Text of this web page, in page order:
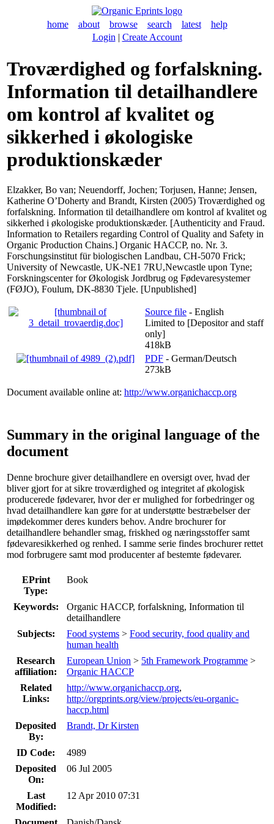
home about browse search latest
help
Login | Create Account
Troværdighed og forfalskning.
Information til detailhandlere
om kontrol af kvalitet og
sikkerhed i økologiske
produktionskæder
Elzakker, Bo van; Neuendorff, Jochen; Torjusen, Hanne; Jensen,
Katherine O’Doherty and Brandt, Kirsten (2005) Troværdighed og
forfalskning. Information til detailhandlere om kontrol af kvalitet og
sikkerhed i økologiske produktionskæder. [Authenticity and Fraud.
Information to Retailers regarding Control of Quality and Safety in
Organic Production Chains.] Organic HACCP, no. Nr. 3.
Forschungsinstitut für biologischen Landbau, CH-5070 Frick;
University of Newcastle, UK-NE1 7RU,Newcastle upon Tyne;
Forskningscenter for Økologisk Jordbrug og Fødevaresystemer
(FØJO), Foulum, DK-8830 Tjele. [Unpublished]
Source file - English
Limited to [Depositor and staff
only]
418kB
PDF - German/Deutsch
273kB
Document available online at: http://www.organichaccp.org
Summary in the original language of the
document
Denne brochure giver detailhandlere en oversigt over, hvad der
bliver gjort for at sikre troværdighed og integritet af økologisk
producerede fødevarer, hvor der er mulighed for forbedringer og
hvad detailhandlere kan gøre for at understøtte bestræbelser der
imødekommer deres kunders behov. Andre brochurer for
detailhandlere behandler smag, friskhed og næringsstoffer samt
fødevaresikkerhed og renhed. I samme serie findes brochurer rettet
mod forbrugere samt mod producenter af bestemte fødevarer.
EPrint
Type:
Book
Keywords:
Organic HACCP, forfalskning, Information til
detailhandlere
Subjects:
Food systems > Food security, food quality and
human health
Research
affiliation:
European Union > 5th Framework Programme >
Organic HACCP
Related
Links:
http://www.organichaccp.org,
http://orgprints.org/view/projects/eu-organic-
haccp.html
Deposited
By:
Brandt, Dr Kirsten
ID Code:
4989
Deposited
On:
06 Jul 2005
Last
Modified:
12 Apr 2010 07:31